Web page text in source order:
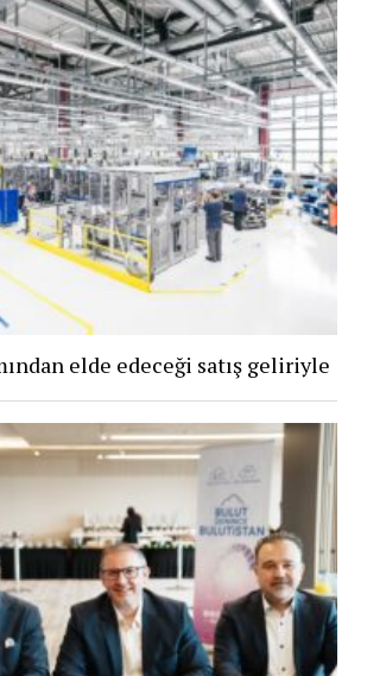
elde edeceği satış geliriyle